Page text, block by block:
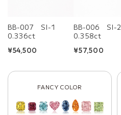
BB-007 SI-1
0.336ct
¥54,500
BB-006 SI-2
0.358ct
¥57,500
FANCY COLOR